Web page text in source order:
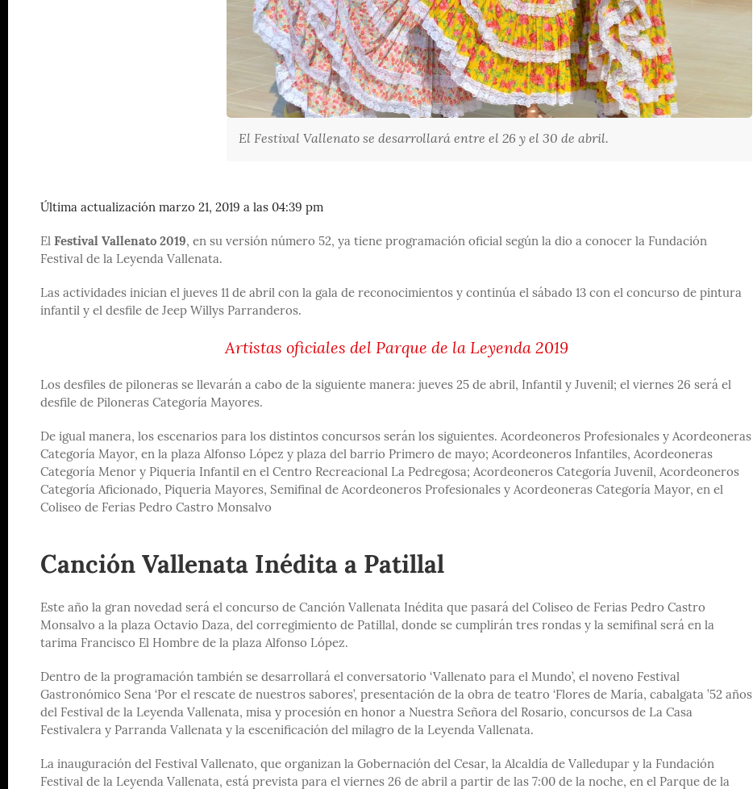
El Festival Vallenato se desarrollará entre el 26 y el 30 de abril.
Última actualización marzo 21, 2019 a las 04:39 pm
El Festival Vallenato 2019, en su versión número 52, ya tiene programación oficial según la dio a conocer la Fundación
Festival de la Leyenda Vallenata.
Las actividades inician el jueves 11 de abril con la gala de reconocimientos y continúa el sábado 13 con el concurso de pintura
infantil y el desfile de Jeep Willys Parranderos.
Artistas oficiales del Parque de la Leyenda 2019
Los desfiles de piloneras se llevarán a cabo de la siguiente manera: jueves 25 de abril, Infantil y Juvenil; el viernes 26 será el
desfile de Piloneras Categoría Mayores.
De igual manera, los escenarios para los distintos concursos serán los siguientes. Acordeoneros Profesionales y Acordeoneras
Categoría Mayor, en la plaza Alfonso López y plaza del barrio Primero de mayo; Acordeoneros Infantiles, Acordeoneras
Categoría Menor y Piqueria Infantil en el Centro Recreacional La Pedregosa; Acordeoneros Categoría Juvenil, Acordeoneros
Categoría Aficionado, Piqueria Mayores, Semifinal de Acordeoneros Profesionales y Acordeoneras Categoría Mayor, en el
Coliseo de Ferias Pedro Castro Monsalvo
Canción Vallenata Inédita a Patillal
Este año la gran novedad será el concurso de Canción Vallenata Inédita que pasará del Coliseo de Ferias Pedro Castro
Monsalvo a la plaza Octavio Daza, del corregimiento de Patillal, donde se cumplirán tres rondas y la semifinal será en la
tarima Francisco El Hombre de la plaza Alfonso López.
Dentro de la programación también se desarrollará el conversatorio ‘Vallenato para el Mundo’, el noveno Festival
Gastronómico Sena ‘Por el rescate de nuestros sabores’, presentación de la obra de teatro ‘Flores de María, cabalgata ’52 años
del Festival de la Leyenda Vallenata, misa y procesión en honor a Nuestra Señora del Rosario, concursos de La Casa
Festivalera y Parranda Vallenata y la escenificación del milagro de la Leyenda Vallenata.
La inauguración del Festival Vallenato, que organizan la Gobernación del Cesar, la Alcaldía de Valledupar y la Fundación
Festival de la Leyenda Vallenata, está prevista para el viernes 26 de abril a partir de las 7:00 de la noche, en el Parque de la